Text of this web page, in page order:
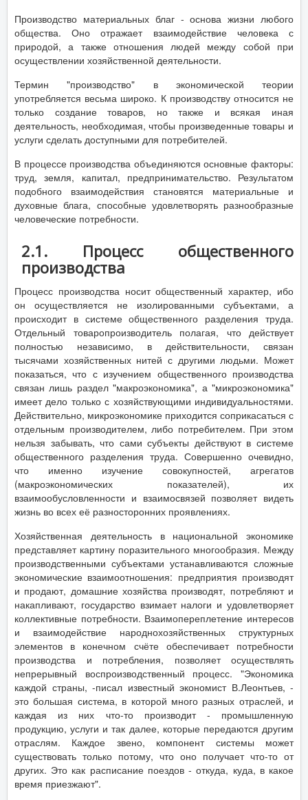
Производство материальных благ - основа жизни любого
общества. Оно отражает взаимодействие человека с
природой, а также отношения людей между собой при
осуществлении хозяйственной деятельности.
Термин "производство" в экономической теории
употребляется весьма широко. К производству относится не
только создание товаров, но также и всякая иная
деятельность, необходимая, чтобы произведенные товары и
услуги сделать доступными для потребителей.
В процессе производства объединяются основные факторы:
труд, земля, капитал, предпринимательство. Результатом
подобного взаимодействия становятся материальные и
духовные блага, способные удовлетворять разнообразные
человеческие потребности.
2.1. Процесс общественного
производства
Процесс производства носит общественный характер, ибо
он осуществляется не изолированными субъектами, а
происходит в системе общественного разделения труда.
Отдельный товаропроизводитель полагая, что действует
полностью независимо, в действительности, связан
тысячами хозяйственных нитей с другими людьми. Может
показаться, что с изучением общественного производства
связан лишь раздел "макроэкономика", а "микроэкономика"
имеет дело только с хозяйствующими индивидуальностями.
Действительно, микроэкономике приходится соприкасаться с
отдельным производителем, либо потребителем. При этом
нельзя забывать, что сами субъекты действуют в системе
общественного разделения труда. Совершенно очевидно,
что именно изучение совокупностей, агрегатов
(макроэкономических показателей), их
взаимообусловленности и взаимосвязей позволяет видеть
жизнь во всех её разносторонних проявлениях.
Хозяйственная деятельность в национальной экономике
представляет картину поразительного многообразия. Между
производственными субъектами устанавливаются сложные
экономические взаимоотношения: предприятия производят
и продают, домашние хозяйства производят, потребляют и
накапливают, государство взимает налоги и удовлетворяет
коллективные потребности. Взаимопереплетение интересов
и взаимодействие народнохозяйственных структурных
элементов в конечном счёте обеспечивает потребности
производства и потребления, позволяет осуществлять
непрерывный воспроизводственный процесс. "Экономика
каждой страны, -писал известный экономист В.Леонтьев, -
это большая система, в которой много разных отраслей, и
каждая из них что-то производит - промышленную
продукцию, услуги и так далее, которые передаются другим
отраслям. Каждое звено, компонент системы может
существовать только потому, что оно получает что-то от
других. Это как расписание поездов - откуда, куда, в какое
время приезжают".